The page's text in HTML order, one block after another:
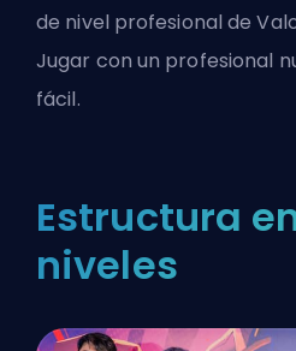
de nivel profesional de
Jugar con un profesional
fácil.
Estructura
niveles